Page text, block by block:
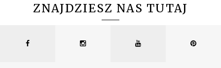
ZNAJDZIESZ NAS TUTAJ